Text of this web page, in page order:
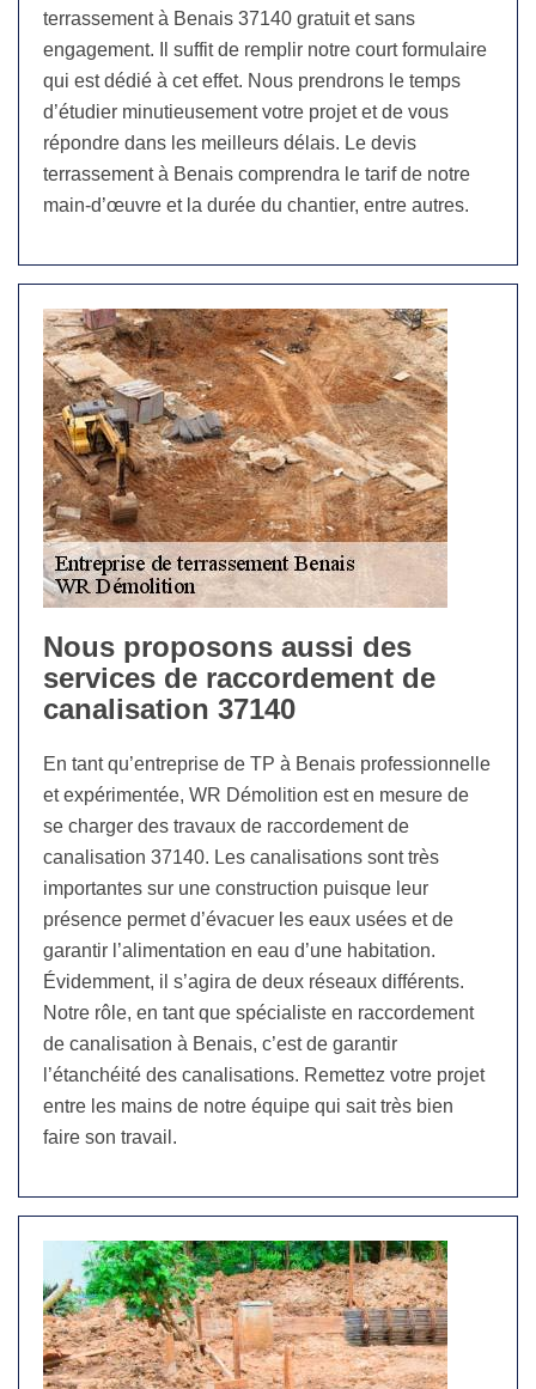
terrassement à Benais 37140 gratuit et sans
engagement. Il suffit de remplir notre court formulaire
qui est dédié à cet effet. Nous prendrons le temps
d’étudier minutieusement votre projet et de vous
répondre dans les meilleurs délais. Le devis
terrassement à Benais comprendra le tarif de notre
main-d’œuvre et la durée du chantier, entre autres.
Nous proposons aussi des
services de raccordement de
canalisation 37140
En tant qu’entreprise de TP à Benais professionnelle
et expérimentée, WR Démolition est en mesure de
se charger des travaux de raccordement de
canalisation 37140. Les canalisations sont très
importantes sur une construction puisque leur
présence permet d’évacuer les eaux usées et de
garantir l’alimentation en eau d’une habitation.
Évidemment, il s’agira de deux réseaux différents.
Notre rôle, en tant que spécialiste en raccordement
de canalisation à Benais, c’est de garantir
l’étanchéité des canalisations. Remettez votre projet
entre les mains de notre équipe qui sait très bien
faire son travail.